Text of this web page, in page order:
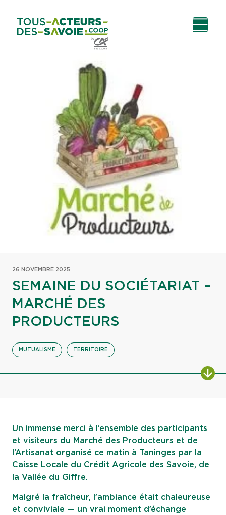
contenu
principal
26 NOVEMBRE 2025
SEMAINE DU SOCIÉTARIAT –
MARCHÉ DES
PRODUCTEURS
MUTUALISME TERRITOIRE
Un immense merci à l’ensemble des participants
et visiteurs du Marché des Producteurs et de
l’Artisanat organisé ce matin à Taninges par la
Caisse Locale du Crédit Agricole des Savoie, de
la Vallée du Giffre.
Malgré la fraîcheur, l’ambiance était chaleureuse
et conviviale — un vrai moment d’échange